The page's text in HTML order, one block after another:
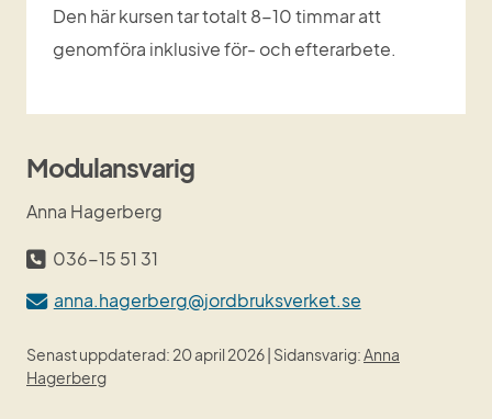
Den här kursen tar totalt 8-10 timmar att
genomföra inklusive för- och efterarbete.
Modulansvarig
Anna Hagerberg
036-15 51 31
anna.hagerberg@jordbruksverket.se
Senast uppdaterad: 20 april 2026 | Sidansvarig:Anna
Hagerberg